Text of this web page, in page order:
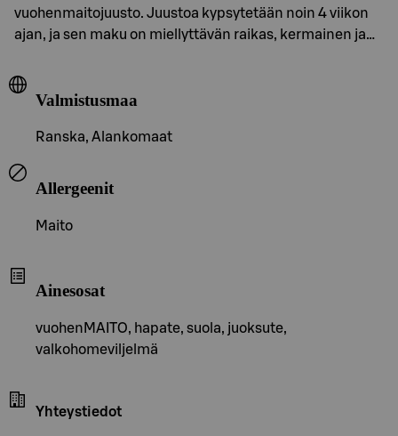
vuohenmaitojuusto. Juustoa kypsytetään noin 4 viikon
ajan, ja sen maku on miellyttävän raikas, kermainen ja…
Valmistusmaa
Ranska, Alankomaat
Allergeenit
Maito
Ainesosat
vuohenMAITO, hapate, suola, juoksute,
valkohomeviljelmä
Yhteystiedot